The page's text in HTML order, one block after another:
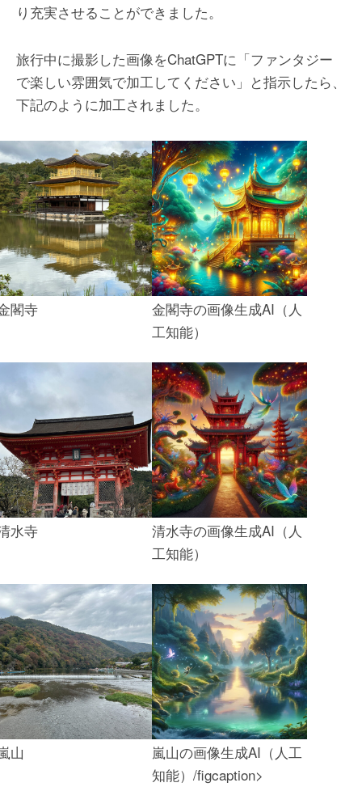
り充実させることができました。
旅行中に撮影した画像をChatGPTに「ファンタジー
で楽しい雰囲気で加工してください」と指示したら、
下記のように加工されました。
閣寺
金閣寺の画像生成AI（人
工知能）
水寺
清水寺の画像生成AI（人
工知能）
山
嵐山の画像生成AI（人工
知能）/figcaption>